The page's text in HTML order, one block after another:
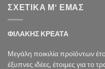
ΣΧΕΤΙΚΑ Μ' ΕΜΑΣ
ΦΙΛΑΚΗΣ ΚΡΕΑΤΑ
Μεγάλη ποικιλία προϊόντων
έξυπνες ιδέες, έτοιμες για το